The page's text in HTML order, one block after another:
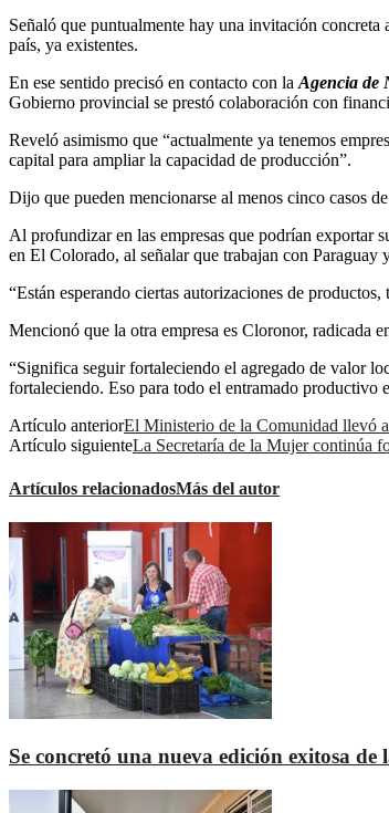
Señaló que puntualmente hay una invitación
país, ya existentes.
En ese sentido precisó en contacto con la Agencia de
Gobierno provincial se prestó colaboración con
Reveló asimismo que “actualmente ya tenemos
capital para ampliar la capacidad de producción”.
Dijo que pueden mencionarse al menos cinco casos
Al profundizar en las empresas que podrían exportar
en El Colorado, al señalar que trabajan con Paraguay
“Están esperando ciertas autorizaciones de
Mencionó que la otra empresa es Cloronor, radicada
“Significa seguir fortaleciendo el agregado de valor
fortaleciendo. Eso para todo el entramado productivo
Artículo anteriorEl Ministerio de la Comunidad llevó
Artículo siguienteLa Secretaría de la Mujer continúa
Artículos relacionadosMás del autor
Se concretó una nueva edición exitosa de